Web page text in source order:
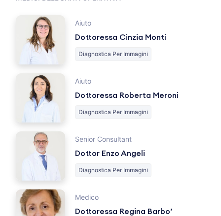
Aiuto
Dottoressa Cinzia Monti
Diagnostica Per Immagini
Aiuto
Dottoressa Roberta Meroni
Diagnostica Per Immagini
Senior Consultant
Dottor Enzo Angeli
Diagnostica Per Immagini
Medico
Dottoressa Regina Barbo’